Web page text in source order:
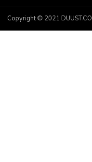
Copyright © 2021 DUUST.CO